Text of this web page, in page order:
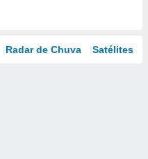
Radar de Chuva Satélites